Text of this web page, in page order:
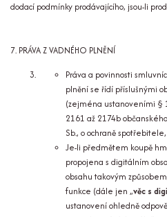
dodací podmínky prodávajícího, jsou-li
7. PRÁVA Z VADNÉHO PLNĚNÍ
Práva a povinnosti
plnění se řídí příslušnými
(zejména ustanoveními §
2161 až 2174b
Sb., o ochraně
Je-li předmětem koupě
propojena s digitálním
obsahu takovým
funkce (dále jen „věc s
ustanovení ohledně